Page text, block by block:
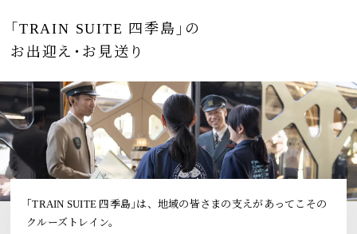
トピックス
よくあるお問い合わせ
アーカイブ
「TRAIN SUITE 四季島」に安心してご乗車いただくために
公式ソーシャルメディア｜
｢TRAIN SUITE 四季島｣の
お出迎え･お見送り
｢TRAIN SUITE 四季島｣は、地域の皆さまの支えがあってこその
クルーズトレイン。